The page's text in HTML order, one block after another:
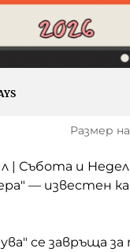
изкуството
думи
на БНР
Размер
| Събота и
— известен
се завръща